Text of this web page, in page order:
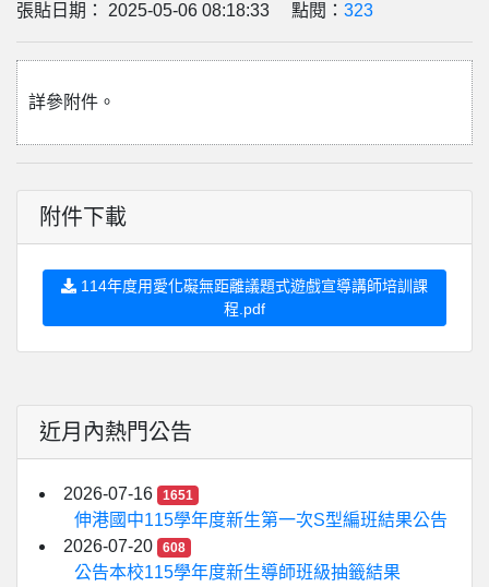
張貼日期： 2025-05-06 08:18:33 點閱： 323
詳參附件。
附件下載
114年度用愛化礙無距離議題式遊戲宣導講師培訓課
程.pdf
近月內熱門公告
2026-07-16 1651
伸港國中115學年度新生第一次S型編班結果公告
2026-07-20
608
公告本校115學年度新生導師班級抽籤結果